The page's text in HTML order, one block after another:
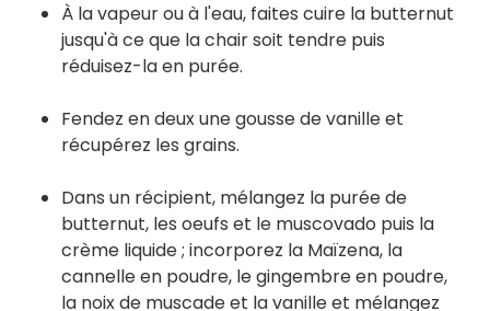
À la vapeur ou à l'eau, faites cuire la butternut
jusqu'à ce que la chair soit tendre puis
réduisez-la en purée.
Fendez en deux une gousse de vanille et
récupérez les grains.
Dans un récipient, mélangez la purée de
butternut, les oeufs et le muscovado puis la
crème liquide ; incorporez la Maïzena, la
cannelle en poudre, le gingembre en poudre,
la noix de muscade et la vanille et mélangez